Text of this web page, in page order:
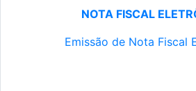
NOTA FISCAL
Emissão de Nota Fiscal